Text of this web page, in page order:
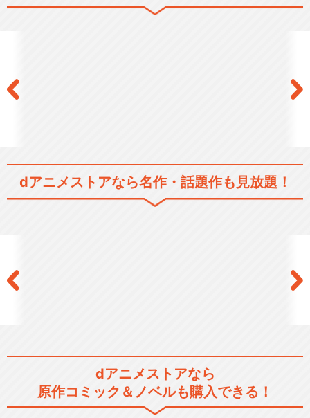
ダンジョンに出会いを求める
ダンジョンに出会いを求める
のは間違っているだろ…
ダンジョンに出会いを求める
のは間違っているだろ…
dアニメストアなら名作・話題作も見放題！
dアニメストアなら
原作コミック＆ノベルも購入できる！